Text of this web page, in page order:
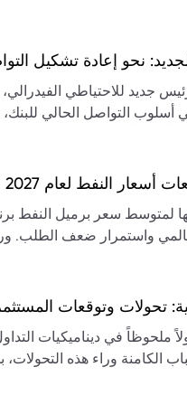
بارتفاع مستمر في الأسعار
نحو إعادة تشكيل
للاحتياطي الفيدرالي،
التواصل الحالي للبنك،
مبالغاً فيه. يسعى إلى
وسط تغيرات في العرض والطلب
واستمرار ضعف الطلب.
العالمية في الربع الثاني
دول الخليج إلى طبيعتها
يؤدي إلى تقلبات سعرية
لانخفاض الأسعار في
تحولات وتوقعات
ملحوظاً في ديناميكيات
الكامنة وراء هذه